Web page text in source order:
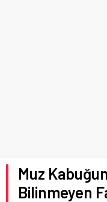
Muz
Bilinmeyen